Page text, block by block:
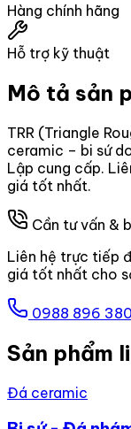
Hàng chính hãng
Hỗ trợ kỹ thuật
Mô tả sản
TRR (Triangle
ceramic – bi sứ
Lập cung cấp.
giá tốt nhất.
Cần tư vấn &
Liên hệ trực tiếp
giá tốt nhất cho
0988 896 380
Sản phẩm
Đá ceramic